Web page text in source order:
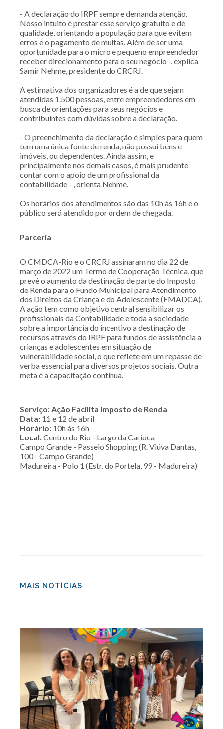
- A declaração do IRPF sempre demanda atenção.
Nosso intuito é prestar esse serviço gratuito e de
qualidade, orientando a população para que evitem
erros e o pagamento de multas. Além de ser uma
oportunidade para o micro e pequeno empreendedor
receber direcionamento para o seu negócio -, explica
Samir Nehme, presidente do CRCRJ.
A estimativa dos organizadores é a de que sejam
atendidas 1.500 pessoas, entre empreendedores em
busca de orientações para seus negócios e
contribuintes com dúvidas sobre a declaração.
- O preenchimento da declaração é simples para quem
tem uma única fonte de renda, não possui bens e
imóveis, ou dependentes. Ainda assim, e
principalmente nos demais casos, é mais prudente
contar com o apoio de um profissional da
contabilidade - , orienta Nehme.
Os horários dos atendimentos são das 10h às 16h e o
público será atendido por ordem de chegada.
Parceria
O CMDCA-Rio e o CRCRJ assinaram no dia 22 de
março de 2022 um Termo de Cooperação Técnica, que
prevê o aumento da destinação de parte do Imposto
de Renda para o Fundo Municipal para Atendimento
dos Direitos da Criança e do Adolescente (FMADCA).
A ação tem como objetivo central sensibilizar os
profissionais da Contabilidade e toda a sociedade
sobre a importância do incentivo a destinação de
recursos através do IRPF para fundos de assistência a
crianças e adolescentes em situação de
vulnerabilidade social, o que reflete em um repasse de
verba essencial para diversos projetos sociais. Outra
meta é a capacitação contínua.
Serviço: Ação Facilita Imposto de Renda
Data: 11 e 12 de abril
Horário: 10h às 16h
Local:Centro do Rio - Largo da Carioca
Campo Grande - Passeio Shopping (R. Viúva Dantas,
100 - Campo Grande)
Madureira - Polo 1 (Estr. do Portela, 99 - Madureira)
MAIS NOTÍCIAS